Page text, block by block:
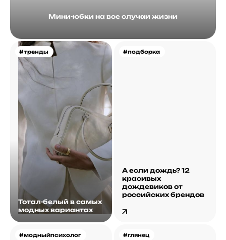
Мини-юбки на все случаи жизни
#тренды
Тотал-белый в самых
модных вариантах
#подборка
А если дождь? 12
красивых
дождевиков от
российских брендов
#модныйпсихолог #глянец